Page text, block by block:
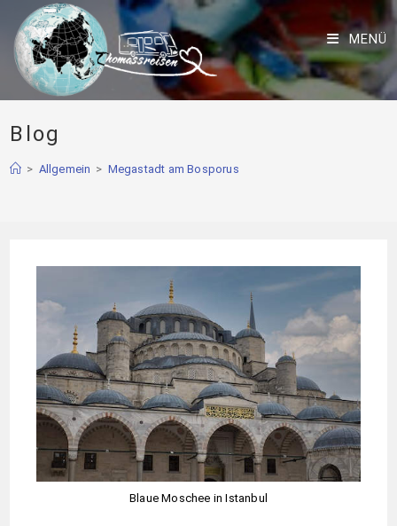
MENÜ
Blog
> Allgemein > Megastadt am Bosporus
Blaue Moschee in Istanbul